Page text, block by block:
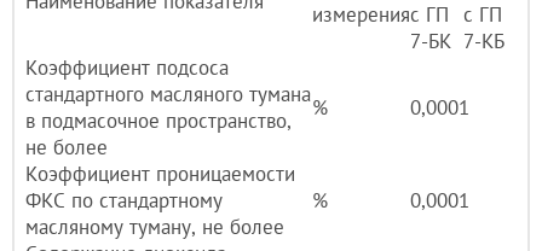
измеренияс ГП
7-БК
с ГП
7-КБ
Коэффициент подсоса
стандартного масляного тумана
в подмасочное пространство,
не более
% 0,0001
Коэффициент проницаемости
ФКС по стандартному
масляному туману, не более
%
0,0001